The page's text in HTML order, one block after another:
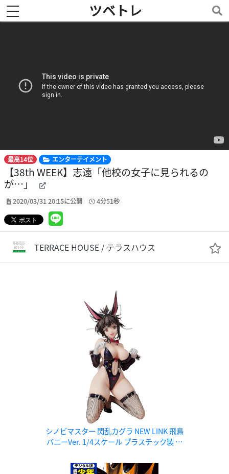
toggle navigation ツベトレ
最高14位 エンターテイメント
【38th WEEK】志遠「他校の女子に見られるの
が…」
2020/03/31 20:15に公開 4分51秒
TERRACE HOUSE / テラスハウス
シノビマスター 閃乱カグラ NEW LINK 飛鳥
バニーVer. 1/4スケール プラスチック製 塗